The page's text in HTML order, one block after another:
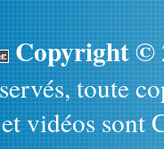
Copyright ©
toute
vidéos